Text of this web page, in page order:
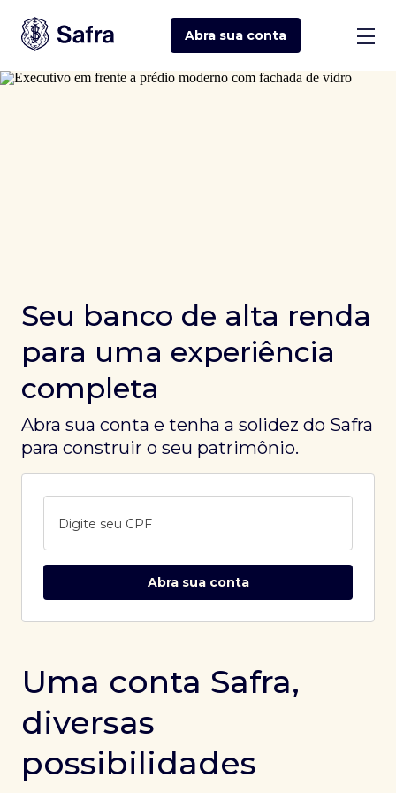
Abra sua conta
Seu banco de alta renda
para uma experiência
completa
Abra sua conta e tenha a solidez do Safra
para construir o seu patrimônio.
Digite seu CPF
Abra sua conta
Uma conta Safra,
diversas
possibilidades